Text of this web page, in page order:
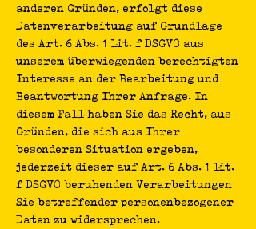
anderen Gründen, erfolgt diese
Datenverarbeitung auf Grundlage
des Art. 6 Abs. 1 lit. f DSGVO aus
unserem überwiegenden berechtigten
Interesse an der Bearbeitung und
Beantwortung Ihrer Anfrage. In
diesem Fall haben Sie das Recht, aus
Gründen, die sich aus Ihrer
besonderen Situation ergeben,
jederzeit dieser auf Art. 6 Abs. 1 lit.
f DSGVO beruhenden Verarbeitungen
Sie betreffender personenbezogener
Daten zu widersprechen.